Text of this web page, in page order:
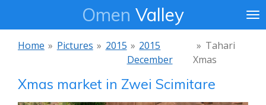
naar
Omen Valley
Home » Pictures » 2015 » 2015
December
» Tahari
Xmas
Xmas market in Zwei Scimitare